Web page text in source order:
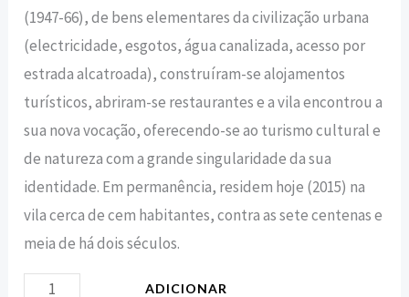
(1947-66), de bens elementares da civilização urbana
(electricidade, esgotos, água canalizada, acesso por
estrada alcatroada), construíram-se alojamentos
turísticos, abriram-se restaurantes e a vila encontrou a
sua nova vocação, oferecendo-se ao turismo cultural e
de natureza com a grande singularidade da sua
identidade. Em permanência, residem hoje (2015) na
vila cerca de cem habitantes, contra as sete centenas e
meia de há dois séculos.
ADICIONAR